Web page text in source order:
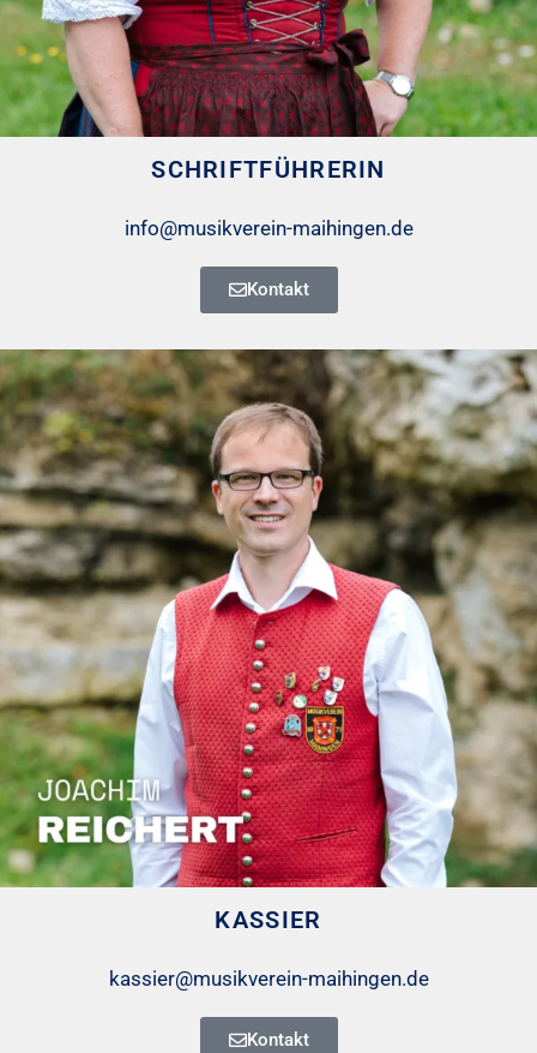
SCHRIFTFÜHRERIN
info@musikverein-maihingen.de
Kontakt
KASSIER
kassier@musikverein-maihingen.de
Kontakt